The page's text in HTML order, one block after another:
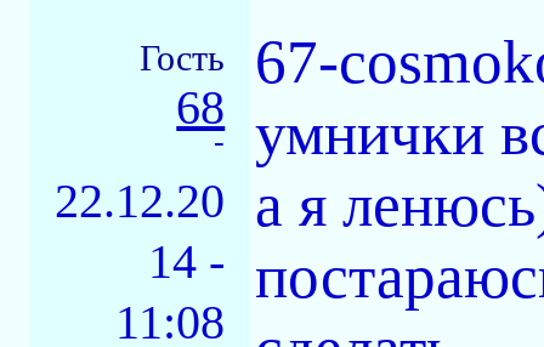
Гость
68
-
22.12.20
14 -
11:08
67-
умнички
а я